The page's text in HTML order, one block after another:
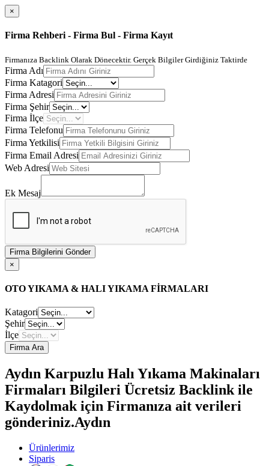
×
Firma Rehberi - Firma Bul - Firma Kayıt
Firmanıza Backlink Olarak Dönecektir. Gerçek Bilgiler Girdiğiniz Taktirde
Firma Adı
Firma Katagori
Firma Adresi
Firma Şehir
Firma İlçe
Firma Telefonu
Firma Yetkilisi
Firma Email Adresi
Web Adresi
Ek Mesaj
Firma Bilgilerini Gönder
×
OTO YIKAMA & HALI YIKAMA FİRMALARI
Katagori
Şehir
İlçe
Firma Ara
Aydın Karpuzlu Halı Yıkama Makinaları
Firmaları Bilgileri Ücretsiz Backlink ile
Kaydolmak için Firmanıza ait verileri
gönderiniz.Aydın
Ürünlerimiz
Siparis